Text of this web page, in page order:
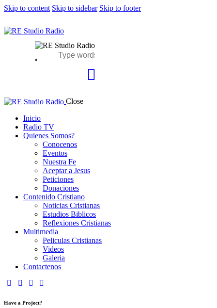
Skip to content Skip to sidebar Skip to footer
Close
Inicio
Radio TV
Quienes Somos?
Conocenos
Eventos
Nuestra Fe
Aceptar a Jesus
Peticiones
Donaciones
Contenido Cristiano
Noticias Cristianas
Estudios Biblicos
Reflexiones Cristianas
Multimedia
Peliculas Cristianas
Videos
Galeria
Contactenos
Have a Project?